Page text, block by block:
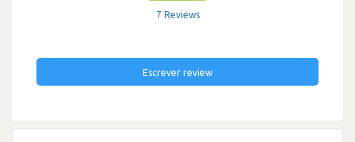
7 Reviews
Escrever review